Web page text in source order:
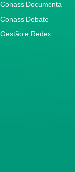
Conass Documenta
Conass Debate
Gestão e Redes